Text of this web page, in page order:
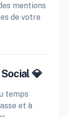
mentions
de votre
💎
temps
et à